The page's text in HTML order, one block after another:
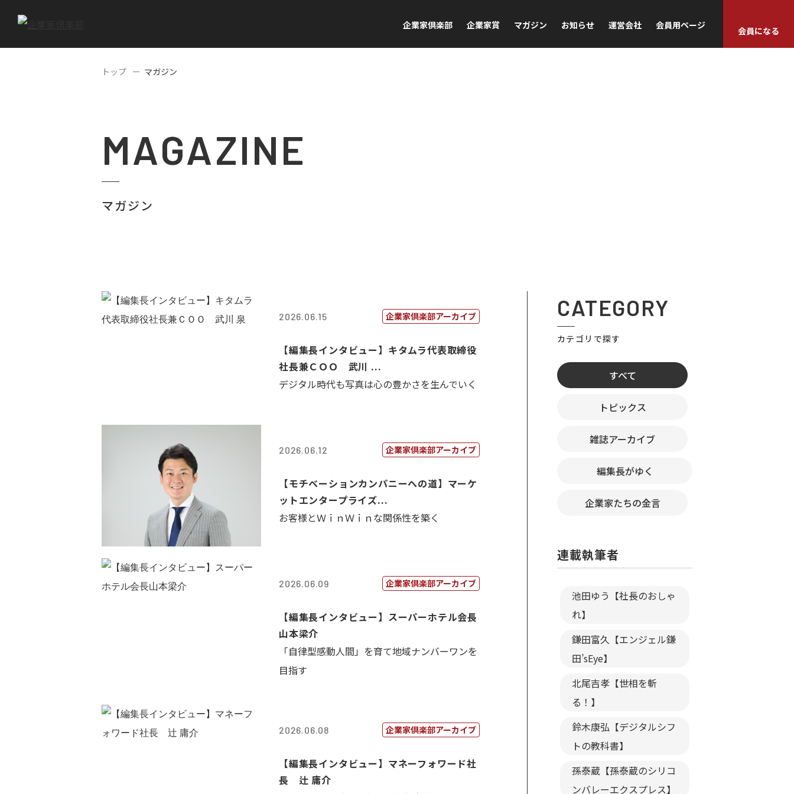
企業家倶楽部 企業家賞 マガジン お知らせ 運営会社 会員用ページ
会員になる
トップ マガジン
MAGAZINE
マガジン
2026.06.15 企業家倶楽部アーカイブ
【編集長インタビュー】キタムラ代表取締役
社長兼ＣＯＯ 武川 ...
デジタル時代も写真は心の豊かさを生んでいく
2026.06.12 企業家倶楽部アーカイブ
【モチベーションカンパニーへの道】マーケ
ットエンタープライズ...
お客様とＷｉｎＷｉｎな関係性を築く
2026.06.09 企業家倶楽部アーカイブ
【編集長インタビュー】スーパーホテル会長
山本梁介
「自律型感動人間」を育て地域ナンバーワンを
目指す
2026.06.08 企業家倶楽部アーカイブ
【編集長インタビュー】マネーフォワード社
長 辻 庸介
CATEGORY
カテゴリで探す
すべて
トピックス
雑誌アーカイブ
編集長がゆく
企業家たちの金言
連載執筆者
池田ゆう【社長のおしゃ
れ】
鎌田富久【エンジェル鎌
田’sEye】
北尾吉孝【世相を斬
る！】
鈴木康弘【デジタルシフ
トの教科書】
孫泰蔵【孫泰蔵のシリコ
ンバレーエクスプレス】